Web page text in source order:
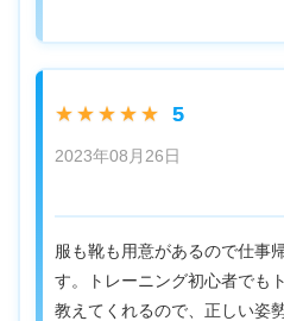
★★★★★ 5
2023年08月26日
服も靴も用意があるので仕事
す。トレーニング初心者でも
教えてくれるので、正しい姿